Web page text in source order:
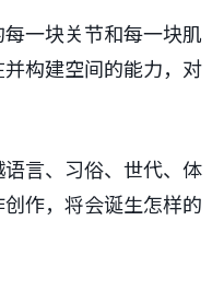
一块关节和每一块肌
构建空间的能力，对
言、习俗、世代、体
作，将会诞生怎样的